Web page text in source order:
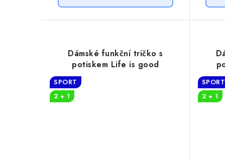
Dámské funkční tričko s
potiskem Life is good
SPORT
2 + 1
SPORT
2 + 1